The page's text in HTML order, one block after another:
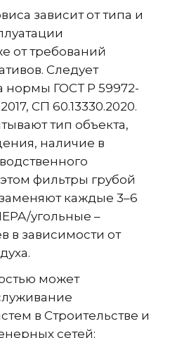
зависит от типа и
от требований
Следует
нормы ГОСТ Р 59972-
СП 60.13330.2020.
тип объекта,
наличие в
фильтры грубой
каждые 3–6
угольные –
в зависимости от
может
в Строительстве и
сетей: